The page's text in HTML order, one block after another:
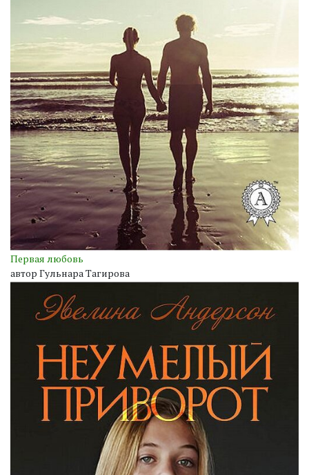
Первая любовь
автор Гульнара Тагирова